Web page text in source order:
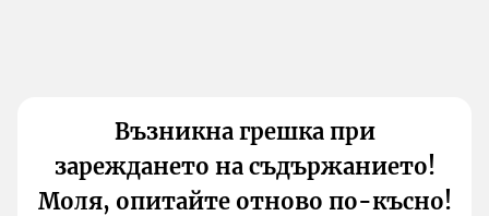
Възникна грешка при
зареждането на съдържанието!
Моля, опитайте отново по-късно!